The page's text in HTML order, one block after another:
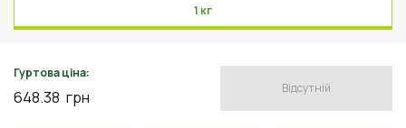
1 кг
Гуртова ціна:
648.38 грн Відсутній